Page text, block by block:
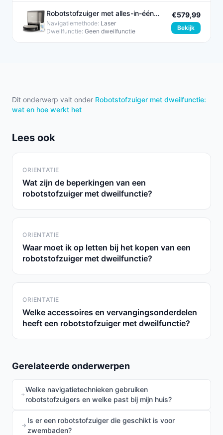
Robotstofzuiger met alles-in-één
dockingstation - PHILIPS
Navigatiemethode: Laser
Dweilfunctie: Geen dweilfunctie
€579,99
Bekijk
Dit onderwerp valt onder Robotstofzuiger met dweilfunctie:
wat en hoe werkt het
Lees ook
ORIENTATIE
Wat zijn de beperkingen van een
robotstofzuiger met dweilfunctie?
ORIENTATIE
Waar moet ik op letten bij het kopen van een
robotstofzuiger met dweilfunctie?
ORIENTATIE
Welke accessoires en vervangingsonderdelen
heeft een robotstofzuiger met dweilfunctie?
Gerelateerde onderwerpen
Welke navigatietechnieken gebruiken
robotstofzuigers en welke past bij mijn huis?
Is er een robotstofzuiger die geschikt is voor
zwembaden?